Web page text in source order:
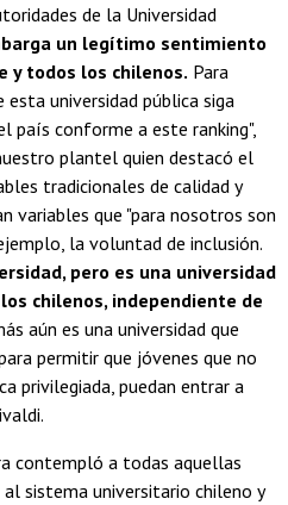
de la Universidad
un legítimo sentimiento
y todos los chilenos. Para
universidad pública siga
país conforme a este ranking",
plantel quien destacó el
tradicionales de calidad y
variables que "para nosotros son
la voluntad de inclusión.
pero es una universidad
chilenos, independiente de
aún es una universidad que
permitir que jóvenes que no
privilegiada, puedan entrar a
contempló a todas aquellas
sistema universitario chileno y